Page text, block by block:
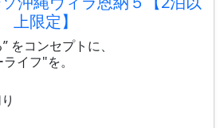
上限定】
をコンセプトに、
イフ"を。